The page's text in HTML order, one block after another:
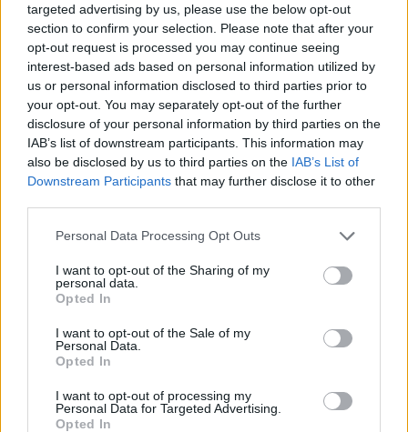
targeted advertising by us, please use the below opt-out
section to confirm your selection. Please note that after your
opt-out request is processed you may continue seeing
interest-based ads based on personal information utilized by
us or personal information disclosed to third parties prior to
your opt-out. You may separately opt-out of the further
disclosure of your personal information by third parties on the
IAB’s list of downstream participants. This information may
also be disclosed by us to third parties on the IAB’s List of
Downstream Participants that may further disclose it to other
Personal Data Processing Opt Outs
I want to opt-out of the Sharing of my
personal data.
Opted In
I want to opt-out of the Sale of my
Personal Data.
Opted In
I want to opt-out of processing my
Personal Data for Targeted Advertising.
Opted In
Ricerca per lettere. Inserisci tutte le
lettere del puzzle:
Ricerca
per
lettere.
Inserisci
tutte
lettere
Ricerca
Seleziona il tuo puzzle:
Livello 448
Lettere: AREAITB
Lettere: BEIARAT
(2465voti, media:3,80
Scarica Parole Guru